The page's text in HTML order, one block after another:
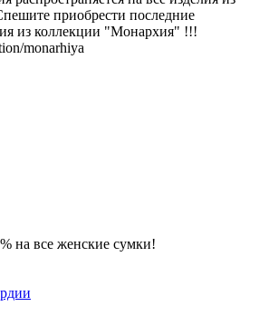
приобрести последние
из коллекции "Монархия" !!!
monarhiya
на все женские сумки!